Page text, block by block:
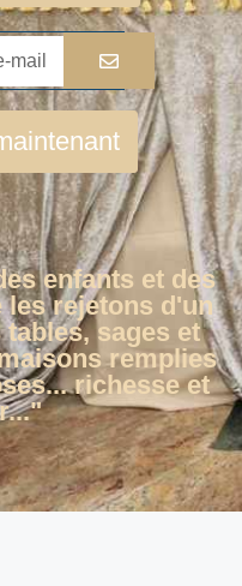
enfants et des
les rejetons d'un
sages et
remplies
richesse et